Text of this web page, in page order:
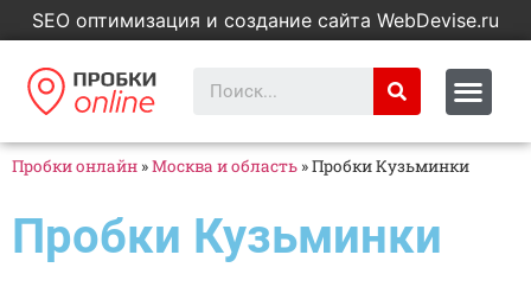
SEO оптимизация и создание сайта WebDevise.ru
Пробки онлайн »Москва и область »Пробки Кузьминки
Пробки Кузьминки